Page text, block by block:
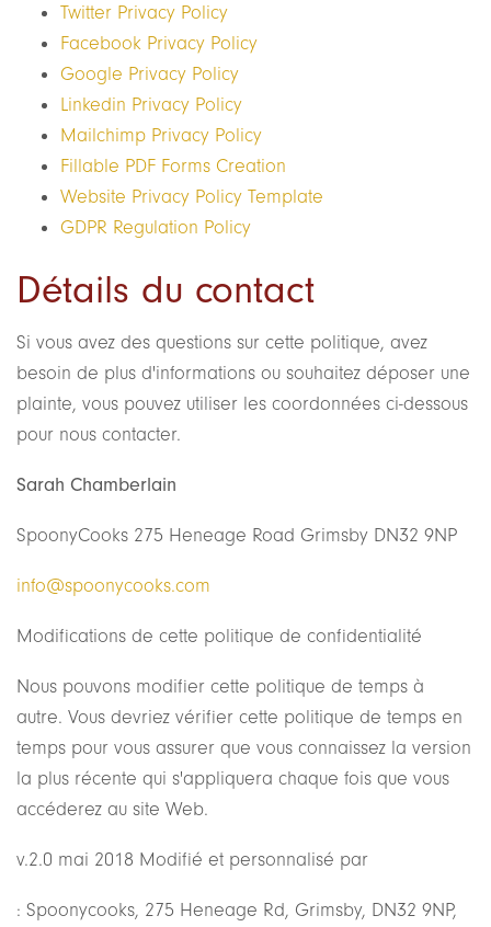
Twitter Privacy Policy
Facebook Privacy Policy
Google Privacy Policy
Linkedin Privacy Policy
Mailchimp Privacy Policy
Fillable PDF Forms Creation
Website Privacy Policy Template
GDPR Regulation Policy
Détails du contact
Si vous avez des questions sur cette politique, avez
besoin de plus d'informations ou souhaitez déposer une
plainte, vous pouvez utiliser les coordonnées ci-dessous
pour nous contacter.
Sarah Chamberlain
SpoonyCooks 275 Heneage Road Grimsby DN32 9NP
info@spoonycooks.com
Modifications de cette politique de confidentialité
Nous pouvons modifier cette politique de temps à
autre. Vous devriez vérifier cette politique de temps en
temps pour vous assurer que vous connaissez la version
la plus récente qui s'appliquera chaque fois que vous
accéderez au site Web.
v.2.0 mai 2018 Modifié et personnalisé par
: Spoonycooks, 275 Heneage Rd, Grimsby, DN32 9NP,